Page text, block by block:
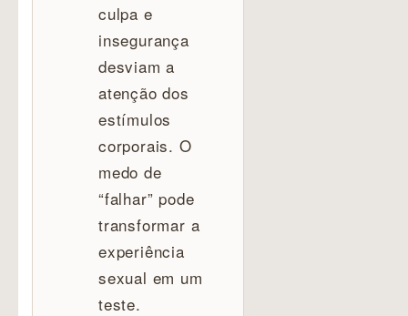
culpa e
insegurança
desviam a
atenção dos
estímulos
corporais. O
medo de
“falhar” pode
transformar a
experiência
sexual em um
teste.